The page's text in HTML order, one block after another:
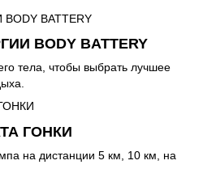
BODY BATTERY
тела, чтобы выбрать лучшее
ГОНКИ
на дистанции 5 км, 10 км, на